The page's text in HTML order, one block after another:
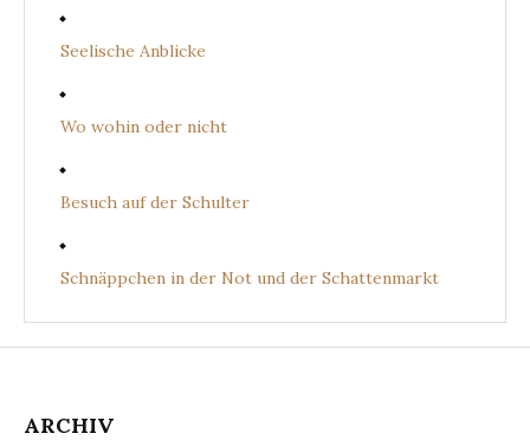
Seelische Anblicke
Wo wohin oder nicht
Besuch auf der Schulter
Schnäppchen in der Not und der Schattenmarkt
ARCHIV